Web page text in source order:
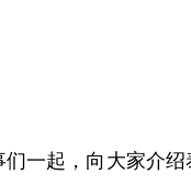
一起，向大家介绍